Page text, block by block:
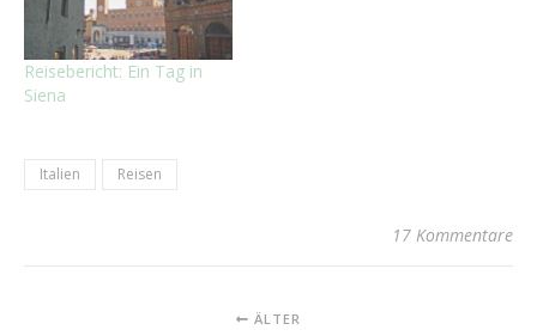
Reisebericht: Ein Tag in
Siena
Italien Reisen
17 Kommentare
ÄLTER